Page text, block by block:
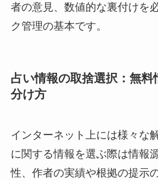
者の意見、数値的な裏付けを
ク管理の基本です。
占い情報の取捨選択：無料
分け方
インターネット上には様々な
に関する情報を選ぶ際は情報
性、作者の実績や根拠の提示